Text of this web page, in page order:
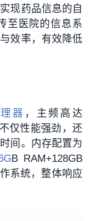
现药品信息的自
至医院的信息系
效率，有效降低
器 ，主频高达
仅性能强劲，还
间。内存配置为
B RAM+128GB
系统，整体响应